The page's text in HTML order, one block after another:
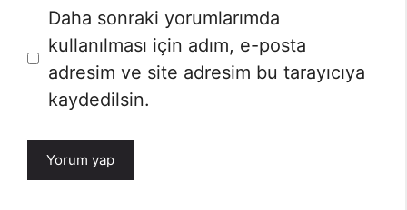
İnternet
sitesi
Daha sonraki yorumlarımda
kullanılması için adım, e-posta
adresim ve site adresim bu tarayıcıya
kaydedilsin.